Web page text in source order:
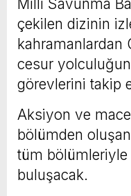
Milli Savunma
çekilen dizinin
kahramanlardan
cesur
görevlerini takip
Aksiyon ve
bölümden oluşan
tüm bölümleriyle
buluşacak.